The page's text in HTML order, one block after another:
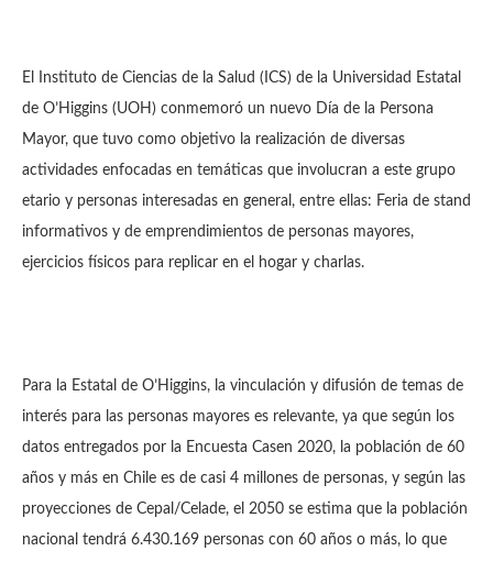
El Instituto de Ciencias de la Salud (ICS) de la Universidad Estatal
de O’Higgins (UOH) conmemoró un nuevo Día de la Persona
Mayor, que tuvo como objetivo la realización de diversas
actividades enfocadas en temáticas que involucran a este grupo
etario y personas interesadas en general, entre ellas: Feria de stand
informativos y de emprendimientos de personas mayores,
ejercicios físicos para replicar en el hogar y charlas.
Para la Estatal de O’Higgins, la vinculación y difusión de temas de
interés para las personas mayores es relevante, ya que según los
datos entregados por la Encuesta Casen 2020, la población de 60
años y más en Chile es de casi 4 millones de personas, y según las
proyecciones de Cepal/Celade, el 2050 se estima que la población
nacional tendrá 6.430.169 personas con 60 años o más, lo que